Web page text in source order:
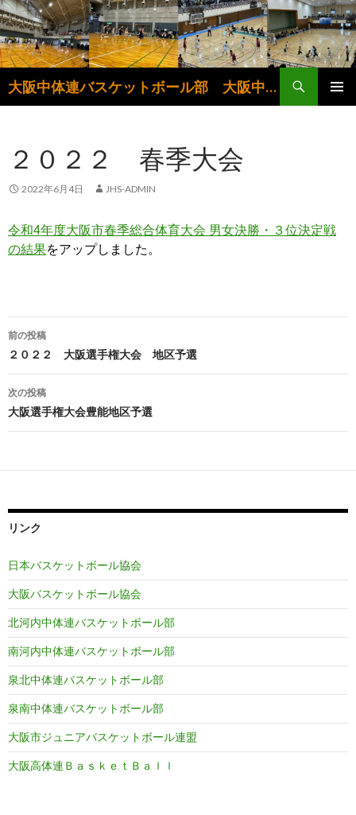
大阪中体連バスケットボール部 大阪中学生バスケットボール連盟
検
索
ン
ツ
へ
ッ
プ
２０２２ 春季大会
2022年6月4日 JHS-ADMIN
令和4年度大阪市春季総合体育大会 男女決勝・３位決定戦
の結果をアップしました。
投
稿
ナ
ビ
ー
ョ
前の投稿
２０２２ 大阪選手権大会 地区予選
次の投稿
大阪選手権大会豊能地区予選
リンク
日本バスケットボール協会
大阪バスケットボール協会
北河内中体連バスケットボール部
南河内中体連バスケットボール部
泉北中体連バスケットボール部
泉南中体連バスケットボール部
大阪市ジュニアバスケットボール連盟
大阪高体連ＢａｓｋｅｔＢａｌｌ